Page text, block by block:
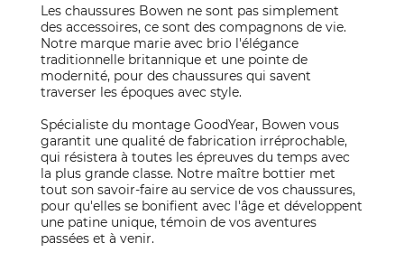
Les chaussures Bowen ne sont pas simplement
des accessoires, ce sont des compagnons de vie.
Notre marque marie avec brio l'élégance
traditionnelle britannique et une pointe de
modernité, pour des chaussures qui savent
traverser les époques avec style.
Spécialiste du montage GoodYear, Bowen vous
garantit une qualité de fabrication irréprochable,
qui résistera à toutes les épreuves du temps avec
la plus grande classe. Notre maître bottier met
tout son savoir-faire au service de vos chaussures,
pour qu'elles se bonifient avec l'âge et développent
une patine unique, témoin de vos aventures
passées et à venir.